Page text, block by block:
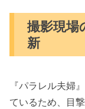
撮影現場
新
『パラレル夫婦
ているため、目